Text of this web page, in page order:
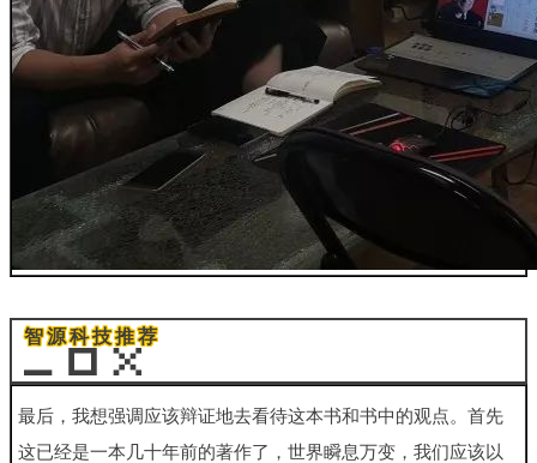
智源科技推荐
最后，我想强调应该辩证地去看待这本书和书中的观点。首先
这已经是一本几十年前的著作了，世界瞬息万变，我们应该以